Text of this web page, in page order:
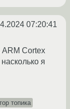
07:20:41
Cortex
я
топика